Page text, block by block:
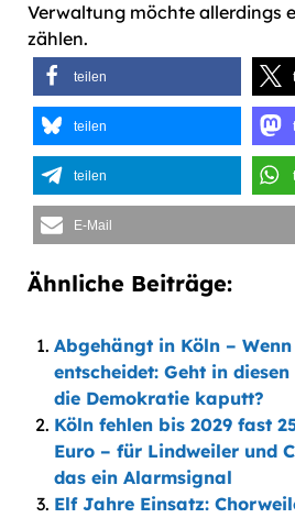
Verwaltung möchte allerdings
zählen.
teilen
teilen
teilen
E-Mail
Ähnliche Beiträge:
Abgehängt in Köln –
entscheidet: Geht in
die Demokratie kaputt?
Köln fehlen bis 2029 fast
Euro – für Lindweiler und
das ein Alarmsignal
Elf Jahre Einsatz: